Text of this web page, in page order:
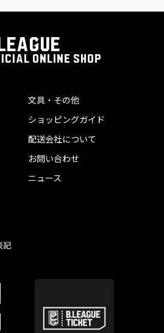
ONLINE SHOP
文具・その他
ショッピングガイド
配送会社について
お問い合わせ
ニュース
記